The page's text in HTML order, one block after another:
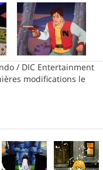
/ DIC Entertainment
modifications le